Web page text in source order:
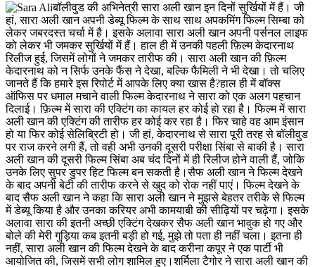
बॉलीवुड की अभिनेत्री सारा अली खान इन दिनों सुर्खियों में हैं। जी
हां, सारा अली खान अपनी डेब्यू फिल्म के साथ साथ अपकमिंग फिल्म सिम्बा को
लेकर जबरदस्त चर्चा में है। इसके अलावा सारा अली खान अपनी पर्सनल लाइफ
को लेकर भी जमकर सुर्खियों में हैं। हाल ही में उनकी पहली फ़िल्म केदारनाथ
रिलीज हुई, जिसमें लोगों ने जमकर तारीफ की। सारा अली खान की फ़िल्म
केदारनाथ को न सिर्फ उनके फैंस ने देखा, बल्कि फैमिली ने भी देखा। तो चलिए
जानते हैं कि हमारे इस रिपोर्ट में आपके लिए क्या खास है?हाल ही में बॉक्स
ऑफिस पर धमाल मचाने वाली फिल्म केदारनाथ ने सारा को एक अलग पहचान
दिलाई। फ़िल्म में सारा की एक्टिंग का कायल हर कोई हो रहा है। फिल्म में सारा
अली खान की एक्टिंग की तारीफ हर कोई कर रहा है। फिर चाहे वह आम इंसान
हो या फिर कोई सेलिब्रिटी हो। जी हां, केदारनाथ से सारा पूरी तरह से बॉलीवुड
पर राज करने लगी हैं, तो वही अभी उनकी दूसरी परीक्षा सिंबा से बाकी है। सारा
अली खान की दूसरी फिल्म सिंबा अब चंद दिनों में ही रिलीज होने वाली हैं, जोकि
उनके लिए सुपर डुपर हिट फिल्म बन सकती है।सैफ अली खान ने फिल्म देखने
के बाद अपनी बेटी की तारीफ करने से खुद को रोक नहीं पाएं। फिल्म देखने के
बाद सैफ अली खान ने कहा कि सारा अली खान ने मुझसे बेहतर तरीके से फिल्म
में डेब्यू किया है और उनका करियर अभी कामयाबी की सीढ़ियों पर चढ़ेगा। इसके
अलावा सारा की इतनी अच्छी एक्टिंग देखकर सैफ अली खान भावुक हो गए और
बोले की मेरी गुड़िया कब इतनी बड़ी हो गई, मुझे तो पता ही नहीं चला। इतना ही
नहीं, सारा अली खान की फिल्म देखने के बाद करीना कपूर ने एक पार्टी भी
आयोजित की, जिसमें सभी लोग शामिल हुए।शर्मिला टैगोर ने सारा अली खान की